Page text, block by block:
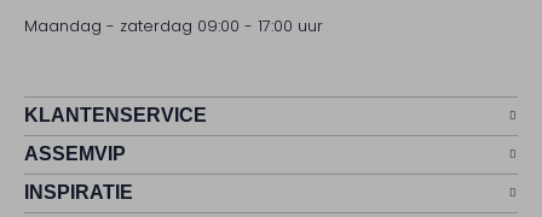
Maandag - zaterdag 09:00 - 17:00 uur
KLANTENSERVICE
ASSEMVIP
INSPIRATIE